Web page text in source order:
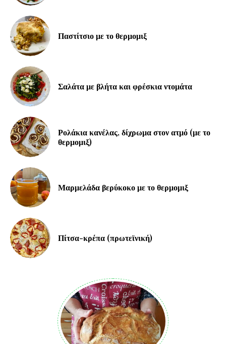
Παστίτσιο με το θερμομιξ
Σαλάτα με βλήτα και φρέσκια ντομάτα
Ρολάκια κανέλας, δίχρωμα στον ατμό (με το
θερμομιξ)
Μαρμελάδα βερύκοκο με το θερμομιξ
Πίτσα-κρέπα (πρωτεϊνική)